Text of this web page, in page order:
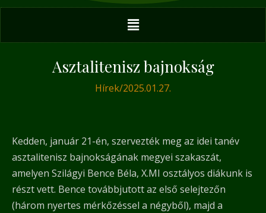
Menu
Asztalitenisz bajnokság
Hírek/2025.01.27.
Kedden, január 21-én, szervezték meg az idei tanév
asztalitenisz bajnokságának megyei szakaszát,
amelyen Szilágyi Bence Béla, X.MI osztályos diákunk is
részt vett. Bence továbbjutott az első selejtezőn
(három nyertes mérkőzéssel a négyből), majd a